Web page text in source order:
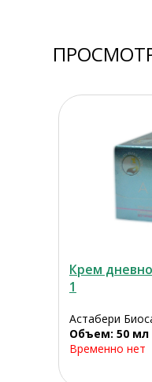
Крем
1
Астабери
Объем: 50 мл
Временно нет